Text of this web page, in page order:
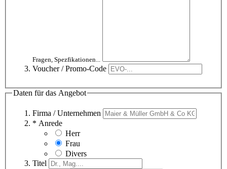
Fragen, Spezfikationen...
Voucher / Promo-Code
Daten für das Angebot
Firma / Unternehmen
* Anrede
Herr
Frau
Divers
Titel